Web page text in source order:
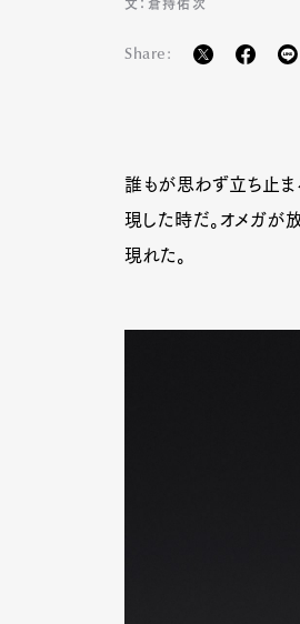
文：倉持佑次
Share:
誰もが思わず立ち止ま
現した時だ。オメガが
現れた。